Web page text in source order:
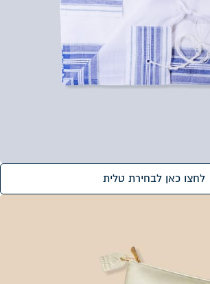
לחצו כאן לבחירת טלית